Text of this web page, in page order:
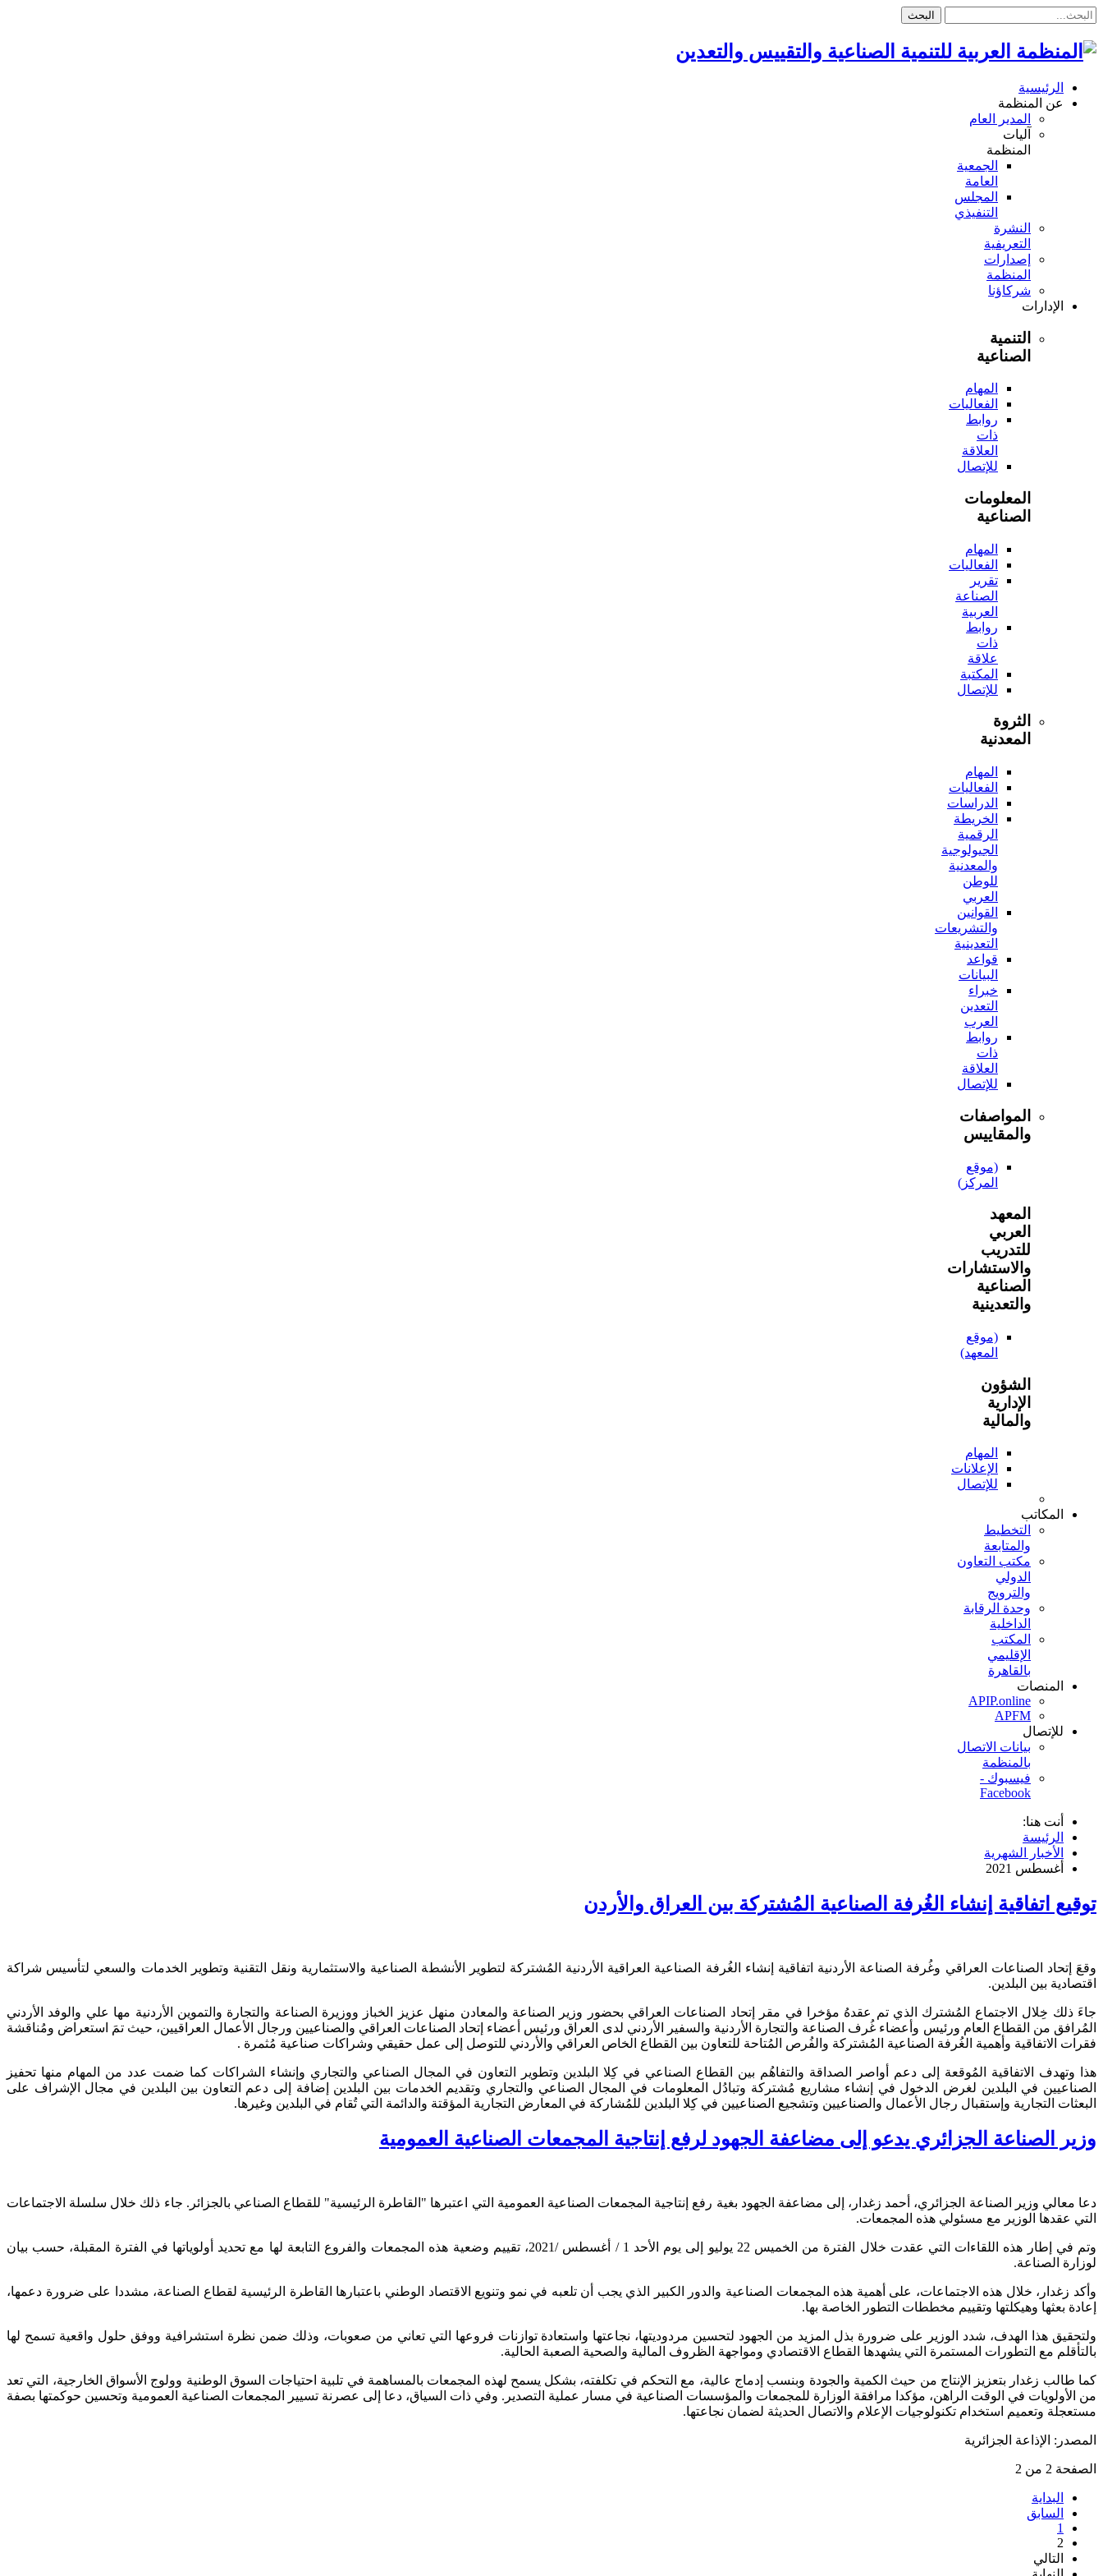
البحث
الرئيسية
عن المنظمة
المدير العام
آليات
المنظمة
الجمعية
العامة
المجلس
التنفيذي
النشرة
التعريفية
إصدارات
المنظمة
شركاؤنا
الإدارات
التنمية
الصناعية
المهام
الفعاليات
روابط
ذات
العلاقة
للإتصال
المعلومات
الصناعية
المهام
الفعاليات
تقرير
الصناعة
العربية
روابط
ذات
علاقة
المكتبة
للإتصال
الثروة
المعدنية
المهام
الفعاليات
الدراسات
الخريطة
الرقمية
الجيولوجية
والمعدنية
للوطن
العربي
القوانين
والتشريعات
التعدينية
قواعد
البيانات
خبراء
التعدين
العرب
روابط
ذات
العلاقة
للإتصال
المواصفات
والمقاييس
(موقع
المركز)
المعهد
العربي
للتدريب
والاستشارات
الصناعية
والتعدينية
(موقع
المعهد)
الشؤون
الإدارية
والمالية
المهام
الإعلانات
للإتصال
المكاتب
التخطيط
والمتابعة
مكتب التعاون
الدولي
والترويج
وحدة الرقابة
الداخلية
المكتب
الإقليمي
بالقاهرة
المنصات
APIP.online
APFM
للإتصال
بيانات الاتصال
بالمنظمة
فيسبوك -
Facebook
أنت هنا:
الرئيسة
الأخبار الشهرية
أغسطس 2021
توقيع اتفاقية إنشاء الغُرفة الصناعية المُشتركة بين العراق والأردن
وقعَ إتحاد الصناعات العراقي وغُرفة الصناعة الأردنية اتفاقية إنشاء الغُرفة الصناعية العراقية الأردنية المُشتركة لتطوير الأنشطة الصناعية والاستثمارية ونقل التقنية وتطوير الخدمات والسعي لتأسيس شراكة
اقتصادية بين البلدين.
جاءَ ذلك خِلال الاجتماع المُشترك الذي تم عقدهُ مؤخرا في مقر إتحاد الصناعات العراقي بحضور وزير الصناعة والمعادن منهل عزيز الخباز ووزيرة الصناعة والتجارة والتموين الأردنية مها علي والوفد الأردني
المُرافق من القطاع العام ورئيس وأعضاء غُرف الصناعة والتجارة الأردنية والسفير الأردني لدى العراق ورئيس أعضاء إتحاد الصناعات العراقي والصناعيين ورجال الأعمال العراقيين، حيث تمَ استعراض ومُناقشة
فقرات الاتفاقية وأهمية الغُرفة الصناعية المُشتركة والفُرص المُتاحة للتعاون بين القطاع الخاص العراقي والأردني للتوصل إلى عمل حقيقي وشراكات صناعية مُثمرة .
هذا وتهدف الاتفاقية المُوقعة إلى دعم أواصر الصداقة والتفاهُم بين القطاع الصناعي في كِلا البلدين وتطوير التعاون في المجال الصناعي والتجاري وإنشاء الشراكات كما ضمت عدد من المهام منها تحفيز
الصناعيين في البلدين لغرض الدخول في إنشاء مشاريع مُشتركة وتبادُل المعلومات في المجال الصناعي والتجاري وتقديم الخدمات بين البلدين إضافة إلى دعم التعاون بين البلدين في مجال الإشراف على
البعثات التجارية وإستقبال رجال الأعمال والصناعيين وتشجيع الصناعيين في كِلا البلدين للمُشاركة في المعارض التجارية المؤقتة والدائمة التي تُقام في البلدين وغيرها.
وزير الصناعة الجزائري يدعو إلى مضاعفة الجهود لرفع إنتاجية المجمعات الصناعية العمومية
دعا معالي وزير الصناعة الجزائري، أحمد زغدار، إلى مضاعفة الجهود بغية رفع إنتاجية المجمعات الصناعية العمومية التي اعتبرها "القاطرة الرئيسية" للقطاع الصناعي بالجزائر. جاء ذلك خلال سلسلة الاجتماعات
التي عقدها الوزير مع مسئولي هذه المجمعات.
وتم في إطار هذه اللقاءات التي عقدت خلال الفترة من الخميس 22 يوليو إلى يوم الأحد 1 / أغسطس /2021، تقييم وضعية هذه المجمعات والفروع التابعة لها مع تحديد أولوياتها في الفترة المقبلة، حسب بيان
لوزارة الصناعة.
وأكد زغدار، خلال هذه الاجتماعات، على أهمية هذه المجمعات الصناعية والدور الكبير الذي يجب أن تلعبه في نمو وتنويع الاقتصاد الوطني باعتبارها القاطرة الرئيسية لقطاع الصناعة، مشددا على ضرورة دعمها،
إعادة بعثها وهيكلتها وتقييم مخططات التطور الخاصة بها.
ولتحقيق هذا الهدف، شدد الوزير على ضرورة بذل المزيد من الجهود لتحسين مردوديتها، نجاعتها واستعادة توازنات فروعها التي تعاني من صعوبات، وذلك ضمن نظرة استشرافية ووفق حلول واقعية تسمح لها
بالتأقلم مع التطورات المستمرة التي يشهدها القطاع الاقتصادي ومواجهة الظروف المالية والصحية الصعبة الحالية.
كما طالب زغدار بتعزيز الإنتاج من حيث الكمية والجودة وبنسب إدماج عالية، مع التحكم في تكلفته، بشكل يسمح لهذه المجمعات بالمساهمة في تلبية احتياجات السوق الوطنية وولوج الأسواق الخارجية، التي تعد
من الأولويات في الوقت الراهن، مؤكدا مرافقة الوزارة للمجمعات والمؤسسات الصناعية في مسار عملية التصدير. وفي ذات السياق، دعا إلى عصرنة تسيير المجمعات الصناعية العمومية وتحسين حوكمتها بصفة
مستعجلة وتعميم استخدام تكنولوجيات الإعلام والاتصال الحديثة لضمان نجاعتها.
المصدر: الإذاعة الجزائرية
الصفحة 2 من 2
البداية
السابق
1
2
التالي